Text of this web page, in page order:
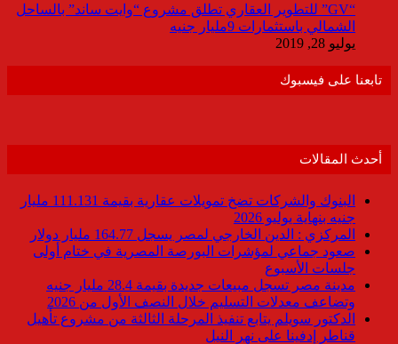
“GV” للتطوير العقاري تطلق مشروع “وايت ساند” بالساحل
الشمالي باستثمارات 9مليار جنيه
يوليو 28, 2019
تابعنا على فيسبوك
أحدث المقالات
البنوك والشركات تضخ تمويلات عقارية بقيمة 111.131 مليار
جنيه بنهاية يوليو 2026
المركزي : الدين الخارجي لمصر يسجل 164.77 مليار دولار
صعود جماعي لمؤشرات البورصة المصرية في ختام أولى
جلسات الأسبوع
مدينة مصر تسجل مبيعات جديدة بقيمة 28.4 مليار جنيه
وتضاعف معدلات التسليم خلال النصف الأول من 2026
الدكتور سويلم يتابع تنفيذ المرحلة الثالثة من مشروع تأهيل
قناطر إدفينا على نهر النيل